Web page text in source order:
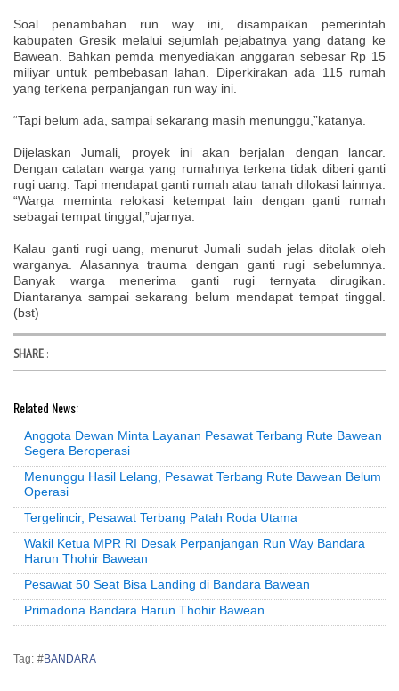
Soal penambahan run way ini, disampaikan pemerintah
kabupaten Gresik melalui sejumlah pejabatnya yang datang ke
Bawean. Bahkan pemda menyediakan anggaran sebesar Rp 15
miliyar untuk pembebasan lahan. Diperkirakan ada 115 rumah
yang terkena perpanjangan run way ini.
“Tapi belum ada, sampai sekarang masih menunggu,”katanya.
Dijelaskan Jumali, proyek ini akan berjalan dengan lancar.
Dengan catatan warga yang rumahnya terkena tidak diberi ganti
rugi uang. Tapi mendapat ganti rumah atau tanah dilokasi lainnya.
“Warga meminta relokasi ketempat lain dengan ganti rumah
sebagai tempat tinggal,”ujarnya.
Kalau ganti rugi uang, menurut Jumali sudah jelas ditolak oleh
warganya. Alasannya trauma dengan ganti rugi sebelumnya.
Banyak warga menerima ganti rugi ternyata dirugikan.
Diantaranya sampai sekarang belum mendapat tempat tinggal.
(bst)
SHARE :
Related News:
Anggota Dewan Minta Layanan Pesawat Terbang Rute Bawean
Segera Beroperasi
Menunggu Hasil Lelang, Pesawat Terbang Rute Bawean Belum
Operasi
Tergelincir, Pesawat Terbang Patah Roda Utama
Wakil Ketua MPR RI Desak Perpanjangan Run Way Bandara
Harun Thohir Bawean
Pesawat 50 Seat Bisa Landing di Bandara Bawean
Primadona Bandara Harun Thohir Bawean
Tag: #BANDARA